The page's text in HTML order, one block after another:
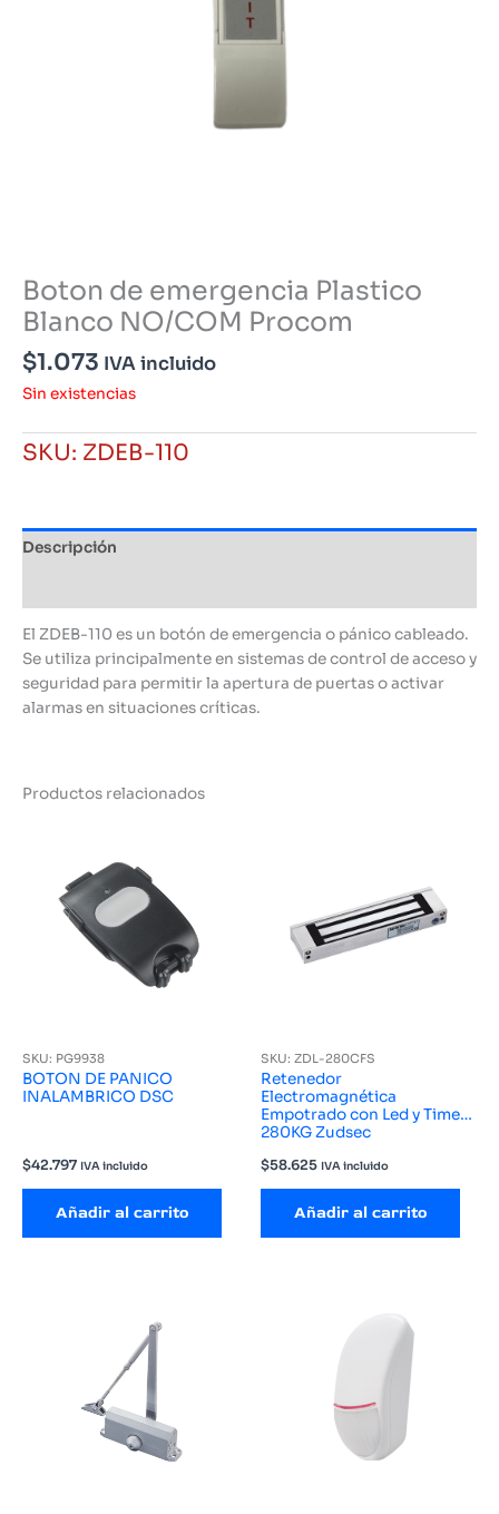
Boton de emergencia Plastico
Blanco NO/COM Procom
$1.073 IVA incluido
Sin existencias
SKU: ZDEB-110
Descripción
El ZDEB-110 es un botón de emergencia o pánico cableado.
Se utiliza principalmente en sistemas de control de acceso y
seguridad para permitir la apertura de puertas o activar
alarmas en situaciones críticas.
Productos relacionados
SKU: PG9938
BOTON DE PANICO
INALAMBRICO DSC
$42.797 IVA incluido
Añadir al carrito
SKU: ZDL-280CFS
Retenedor
Electromagnética
Empotrado con Led y Timer
280KG Zudsec
$58.625 IVA incluido
Añadir al carrito